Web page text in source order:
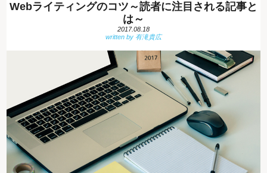
Webライティングのコツ～読者に注目される記事と
は～
2017.08.18